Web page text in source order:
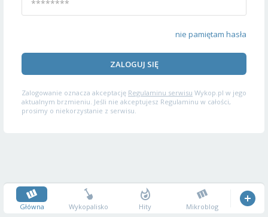
nie pamiętam hasła
ZALOGUJ SIĘ
Zalogowanie oznacza akceptację Regulaminu serwisu Wykop.pl w jego
aktualnym brzmieniu. Jeśli nie akceptujesz Regulaminu w całości,
prosimy o niekorzystanie z serwisu.
Główna Wykopalisko Hity Mikroblog